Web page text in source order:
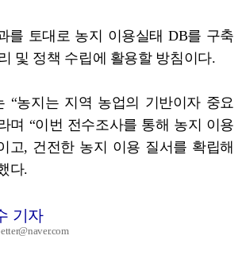
를 토대로 농지 이용실태 DB를 구축
및 정책 수립에 활용할 방침이다.
“농지는 지역 농업의 기반이자 중요
며 “이번 전수조사를 통해 농지 이용
고, 건전한 농지 이용 질서를 확립해
다.
기자